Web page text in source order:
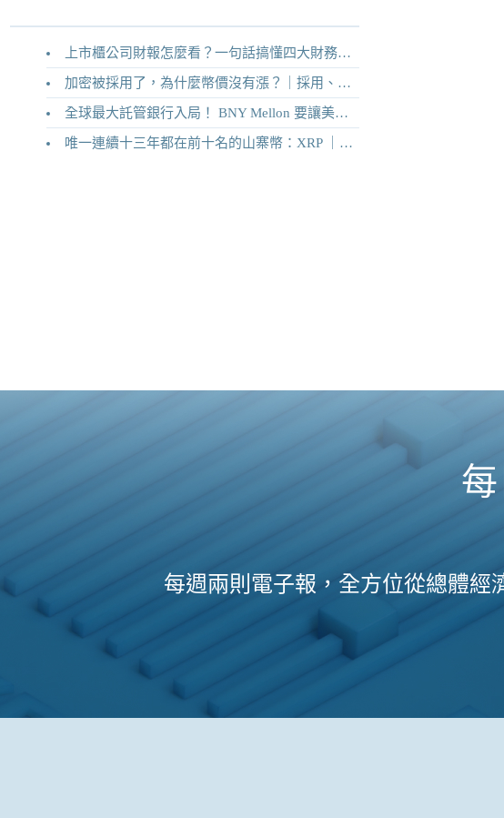
上市櫃公司財報怎麼看？一句話搞懂四大財務報表
加密被採用了，為什麼幣價沒有漲？｜採用、收入與代幣價值捕獲
全球最大託管銀行入局！ BNY Mellon 要讓美債交易 24/7 不打烊
唯一連續十三年都在前十名的山寨幣：XRP ｜Ripple 2026 介紹
每週兩則電子報，全方位從總體經